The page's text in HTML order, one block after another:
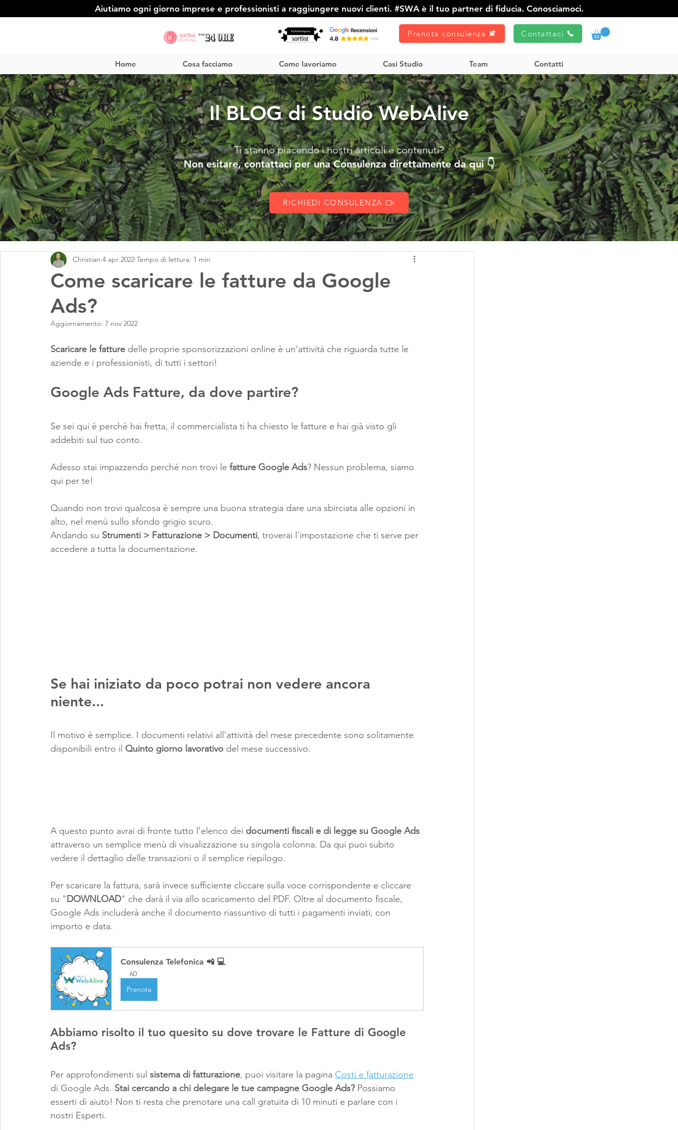
Aiutiamo ogni giorno imprese e professionisti a raggiungere nuovi clienti. #SWA è il tuo partner di fiducia. Conosciamoci.
Prenota consulenza Contattaci
Home Cosa facciamo Come lavoriamo Casi Studio Team Contatti
Il BLOG di Studio WebAlive
Ti stanno piacendo i nostri articoli e contenuti?
Non esitare, contattaci per una Consulenza direttamente da qui 👇
RICHIEDI CONSULENZA
Come scaricare le fatture da Google
Ads?
Christian 4 apr 2022 Tempo di lettura: 1 min
Aggiornamento: 7 nov 2022
Scaricare le fatture delle proprie sponsorizzazioni online è un'attività che riguarda tutte le
aziende e i professionisti, di tutti i settori!
Google Ads Fatture, da dove partire?
Se sei qui è perchè hai fretta, il commercialista ti ha chiesto le fatture e hai già visto gli
addebiti sul tuo conto.
Adesso stai impazzendo perché non trovi le fatture Google Ads? Nessun problema, siamo
qui per te!
Quando non trovi qualcosa è sempre una buona strategia dare una sbirciata alle opzioni in
alto, nel menù sullo sfondo grigio scuro.
Andando su Strumenti > Fatturazione > Documenti, troverai l'impostazione che ti serve per
accedere a tutta la documentazione.
Se hai iniziato da poco potrai non vedere ancora
niente...
Il motivo è semplice. I documenti relativi all'attività del mese precedente sono solitamente
disponibili entro il Quinto giorno lavorativo del mese successivo.
A questo punto avrai di fronte tutto l’elenco dei documenti fiscali e di legge su Google Ads
attraverso un semplice menù di visualizzazione su singola colonna. Da qui puoi subito
vedere il dettaglio delle transazioni o il semplice riepilogo.
Per scaricare la fattura, sarà invece sufficiente cliccare sulla voce corrispondente e cliccare
su "DOWNLOAD" che darà il via allo scaricamento del PDF. Oltre al documento fiscale,
Google Ads includerà anche il documento riassuntivo di tutti i pagamenti inviati, con
importo e data.
Consulenza Telefonica 📲 💻
60
Prenota
Abbiamo risolto il tuo quesito su dove trovare le Fatture di Google
Ads?
Per approfondimenti sul sistema di fatturazione, puoi visitare la pagina Costi e fatturazione
di Google Ads. Stai cercando a chi delegare le tue campagne Google Ads? Possiamo
esserti di aiuto! Non ti resta che prenotare una call gratuita di 10 minuti e parlare con i
nostri Esperti.